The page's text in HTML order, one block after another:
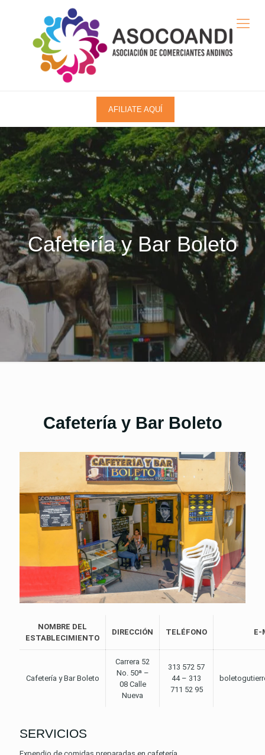
AFILIATE AQUÍ
Cafetería y Bar Boleto
Cafetería y Bar Boleto
NOMBRE DEL
ESTABLECIMIENTO
DIRECCIÓN TELÉFONO E-
Cafetería y Bar Boleto
Carrera 52
No. 50ª –
08 Calle
Nueva
313 572 57
44 – 313
711 52 95
SERVICIOS